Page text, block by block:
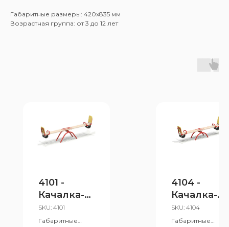
Габаритные размеры: 420x835 мм
Возрастная группа: от 3 до 12 лет
4101 -
Качалка-
балансир
большая
SKU: 4101
Габаритные
4104 -
Качалка-
балансир
средняя
SKU: 4104
Габаритные